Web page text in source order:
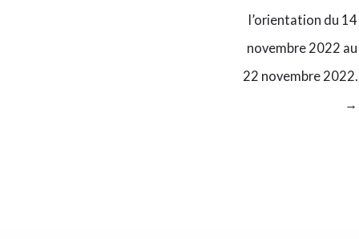
l’orientation du 14
novembre 2022 au
22 novembre 2022.
→